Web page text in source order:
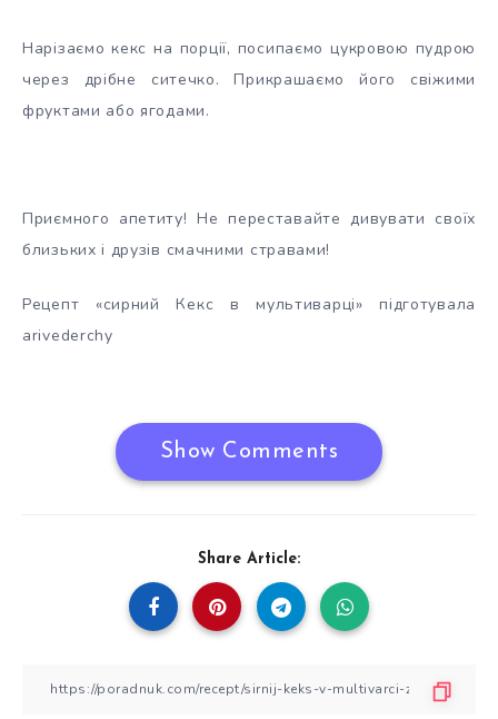
Нарізаємо кекс на порції, посипаємо цукровою пудрою
через дрібне ситечко. Прикрашаємо його свіжими
фруктами або ягодами.
Приємного апетиту! Не переставайте дивувати своїх
близьких і друзів смачними стравами!
Рецепт «сирний Кекс в мультиварці» підготувала
arivederchy
Show Comments
Share Article: